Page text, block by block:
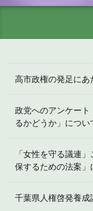
高市政権の発足に
政党へのアンケー
るかどうか」につい
「女性を守る議連
保するための法案
千葉県人権啓発養